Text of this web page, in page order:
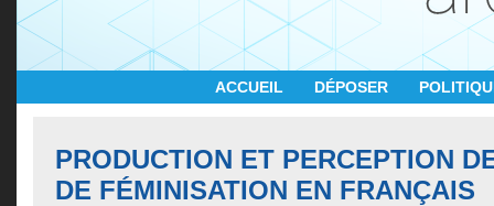
ACCUEIL DÉPOSER
PRODUCTION ET PERCEPTION
DE FÉMINISATION EN FRANÇAIS